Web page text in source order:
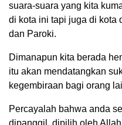
suara-suara yang kita
di kota ini tapi juga di kota
dan Paroki.
Dimanapun kita berada
itu akan mendatangkan
kegembiraan bagi orang
Percayalah bahwa anda
dipanggil, dipilih oleh